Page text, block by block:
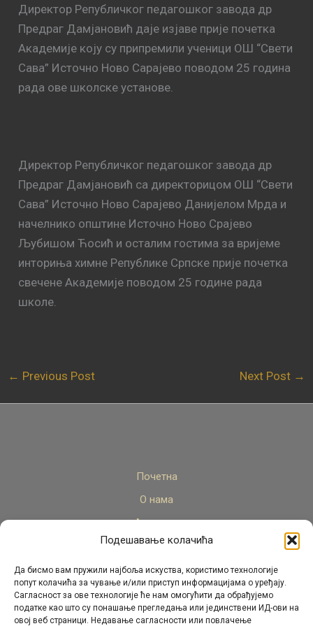
Подешавање колачића
Да бисмо вам пружили најбоља искуства, користимо технологије
попут колачића за чување и/или приступ информацијама о уређају.
Сагласност за ове технологије ће нам омогућити да обрађујемо
податке као што су понашање прегледања или јединствени ИД-ови на
овој веб страници. Недавање сагласности или повлачење
Директор Републичког педагошког завода др
Предраг Дамјановић даје изјаве прије почетка
Академије коју су припремили ученици ОШ “Свети
Сава” Источно Ново Сарајево поводом 25 година
рада ове школске установе.
Директор Републичког педагошког завода др
Предраг Дамјановић са директорицом ОШ “Свети
Сава” Источно Ново Сарајево Данијелом Мрда и
начелнико општине Источно Ново Срајево
Љубишом Ћосић и осталим гостима за вријеме
инториња химне Републике Српске прије почетка
свечене Академије поводом 25 године рада
школе.
← Previous Post Next Post →
Почетна
О нама
Актуелно
Стручни кадар
Пројекти
Архива
Контакт